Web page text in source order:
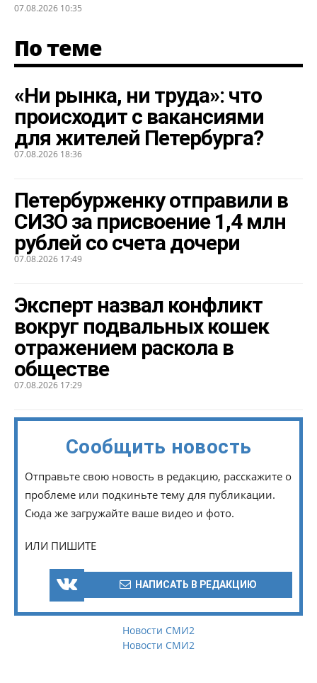
07.08.2026 10:35
По теме
«Ни рынка, ни труда»: что
происходит с вакансиями
для жителей Петербурга?
07.08.2026 18:36
Петербурженку отправили в
СИЗО за присвоение 1,4 млн
рублей со счета дочери
07.08.2026 17:49
Эксперт назвал конфликт
вокруг подвальных кошек
отражением раскола в
обществе
07.08.2026 17:29
Сообщить новость
Отправьте свою новость в редакцию, расскажите о
проблеме или подкиньте тему для публикации.
Сюда же загружайте ваше видео и фото.
ИЛИ ПИШИТЕ
НАПИСАТЬ В РЕДАКЦИЮ
Новости СМИ2
Новости СМИ2